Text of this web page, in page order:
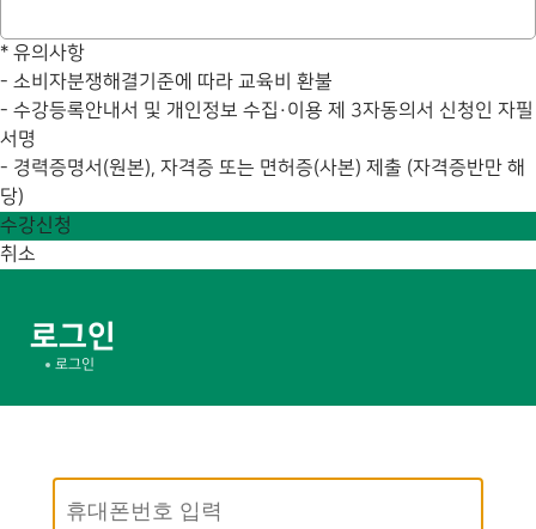
* 유의사항
- 소비자분쟁해결기준에 따라 교육비 환불
- 수강등록안내서 및 개인정보 수집·이용 제 3자동의서 신청인 자필
서명
- 경력증명서(원본), 자격증 또는 면허증(사본) 제출 (자격증반만 해
당)
수강신청
취소
로그인
로그인